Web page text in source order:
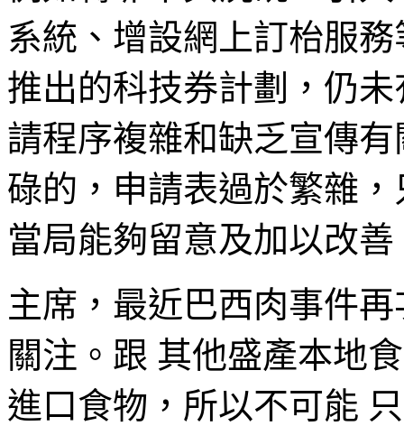
系統、增設網上訂枱服
推出的科技券計劃，仍
請程序複雜和缺乏宣傳
碌的，申請表過於繁雜
當局能夠留意及加以改善
主席，最近巴西肉事件
關注。跟 其他盛產本地
進口食物，所以不可能